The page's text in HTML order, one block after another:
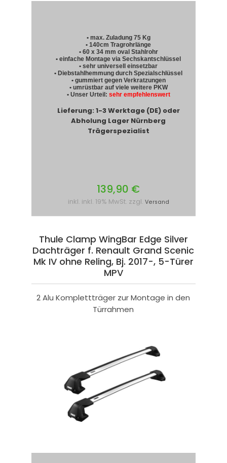
• max. Zuladung 75 Kg
• 140cm Tragrohrlänge
• 60 x 34 mm oval Stahlrohr
• einfache Montage via Sechskantschlüssel
• sehr universell einsetzbar
• Diebstahlhemmung durch Spezialschlüssel
• gummiert gegen Verkratzungen
• umrüstbar auf viele weitere PKW
• Unser Urteil: sehr empfehlenswert
Lieferung: 1-3 Werktage (DE) oder
Abholung Lager Nürnberg
Trägerspezialist
139,90 €
inkl. inkl. 19% MwSt. zzgl. Versand
Thule Clamp WingBar Edge Silver
Dachträger f. Renault Grand Scenic
Mk IV ohne Reling, Bj. 2017-, 5-Türer
MPV
2 Alu Komplettträger zur Montage in den
Türrahmen